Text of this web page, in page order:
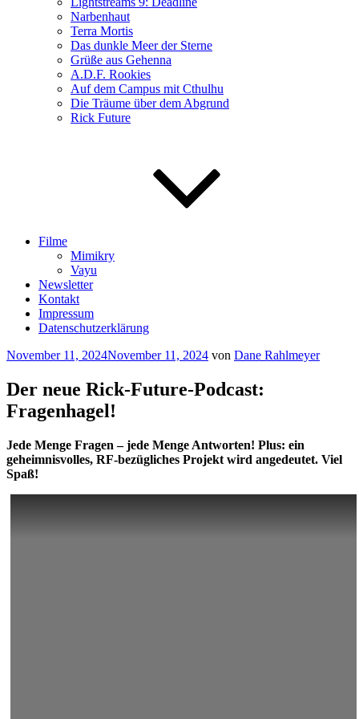
Narbenhaut
Terra Mortis
Das dunkle Meer der Sterne
Grüße aus Gehenna
A.D.F. Rookies
Auf dem Campus mit Cthulhu
Die Träume über dem Abgrund
Rick Future
Filme
Mimikry
Vayu
Newsletter
Kontakt
Impressum
Datenschutzerklärung
Veröffentlicht
November 11, 2024November 11, 2024 von Dane Rahlmeyer
Der neue Rick-Future-Podcast:
Fragenhagel!
Jede Menge Fragen – jede Menge Antworten! Plus: ein
geheimnisvolles, RF-bezügliches Projekt wird angedeutet. Viel
Spaß!